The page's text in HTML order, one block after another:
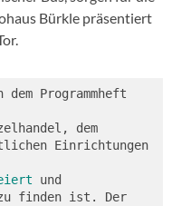
Bürkle präsentiert
Programmheft
dem
Einrichtungen
finden ist. Der